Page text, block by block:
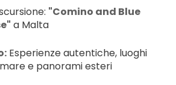
"Comino and Blue
a Malta
Esperienze autentiche, luoghi
e panorami esteri